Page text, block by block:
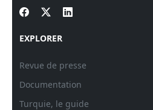
EXPLORER
Revue de presse
Documentation
Turquie, le guide